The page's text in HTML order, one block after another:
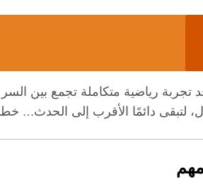
تجربة رياضية متكاملة تجمع بين
لتبقى دائمًا الأقرب إلى الحدث…